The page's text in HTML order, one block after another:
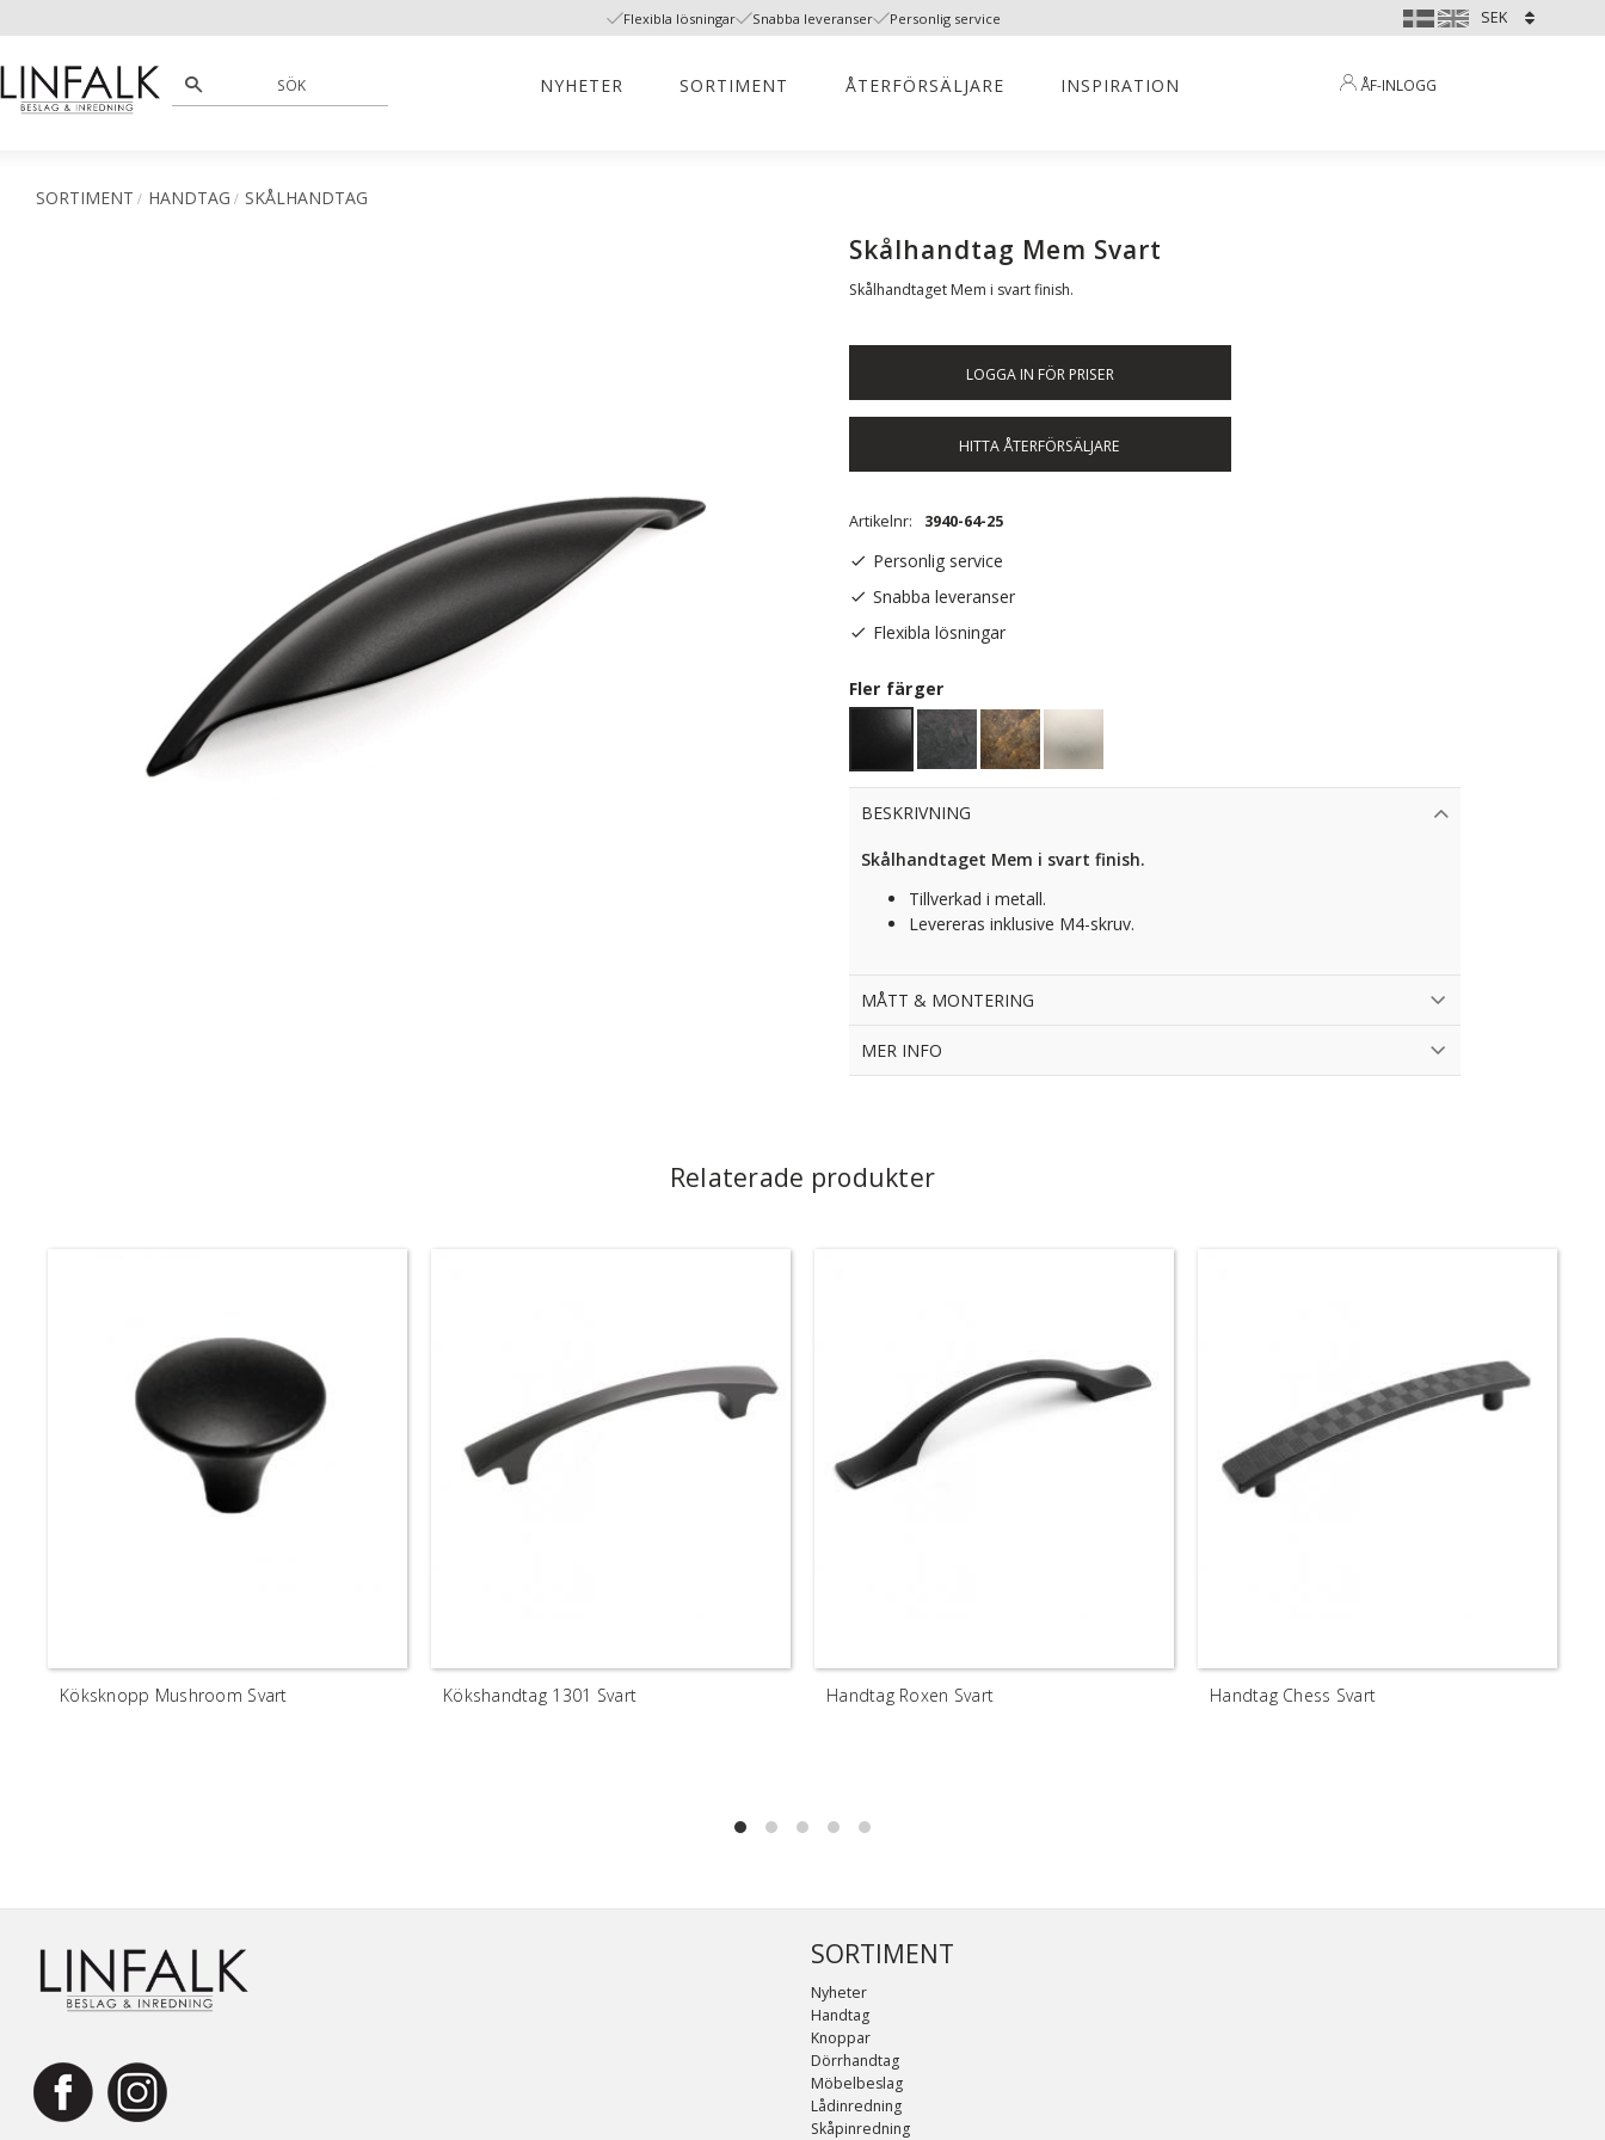
Flexibla lösningar Snabba leveranser Personlig service
NYHETER SORTIMENT ÅTERFÖRSÄLJARE INSPIRATION ÅF-INLOGG
SORTIMENT HANDTAG SKÅLHANDTAG
Skålhandtag Mem Svart
Skålhandtaget Mem i svart finish.
LOGGA IN FÖR PRISER
HITTA ÅTERFÖRSÄLJARE
Artikelnr 3940-64-25
Personlig service
Snabba leveranser
Flexibla lösningar
Fler färger
BESKRIVNING
Skålhandtaget Mem i svart finish.
Tillverkad i metall.
Levereras inklusive M4-skruv.
MÅTT & MONTERING
MER INFO
Relaterade produkter
Köksknopp Mushroom Svart Kökshandtag 1301 Svart Handtag Roxen Svart Handtag Chess Svart
SORTIMENT
Nyheter
Handtag
Knoppar
Dörrhandtag
Möbelbeslag
Lådinredning
Skåpinredning